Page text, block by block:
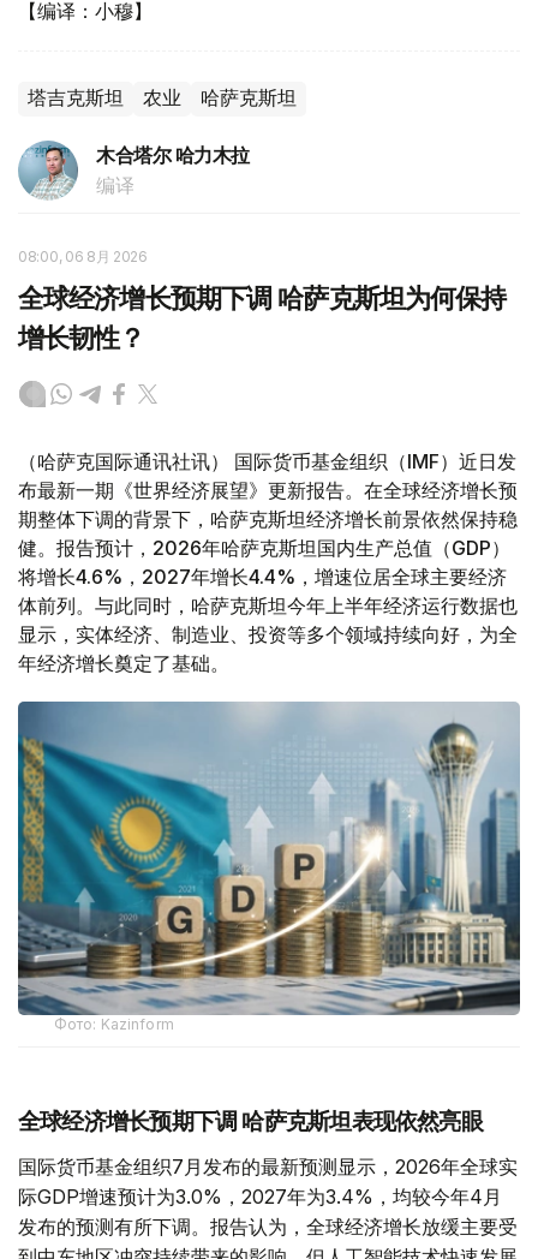
【编译：小穆】
塔吉克斯坦 农业 哈萨克斯坦
木合塔尔 哈力木拉
编译
08:00, 06 8月 2026
全球经济增长预期下调 哈萨克斯坦为何保持
增长韧性？
（哈萨克国际通讯社讯） 国际货币基金组织（IMF）近日发
布最新一期《世界经济展望》更新报告。在全球经济增长预
期整体下调的背景下，哈萨克斯坦经济增长前景依然保持稳
健。报告预计，2026年哈萨克斯坦国内生产总值（GDP）
将增长4.6%，2027年增长4.4%，增速位居全球主要经济
体前列。与此同时，哈萨克斯坦今年上半年经济运行数据也
显示，实体经济、制造业、投资等多个领域持续向好，为全
年经济增长奠定了基础。
Фото: Kazinform
全球经济增长预期下调 哈萨克斯坦表现依然亮眼
国际货币基金组织7月发布的最新预测显示，2026年全球实
际GDP增速预计为3.0%，2027年为3.4%，均较今年4月
发布的预测有所下调。报告认为，全球经济增长放缓主要受